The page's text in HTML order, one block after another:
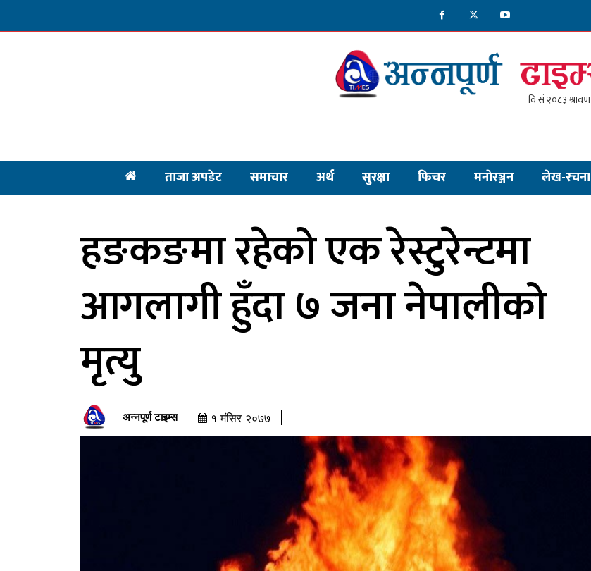
ताजा अपडेट समाचार अर्थ सुरक्षा फिचर मनाेरञ्जन लेख-रचना
हङकङमा रहेको एक रेस्टुरेन्टमा
आगलागी हुँदा ७ जना नेपालीको
मृत्यु
अन्नपूर्ण टाइम्स १ मंसिर २०७७